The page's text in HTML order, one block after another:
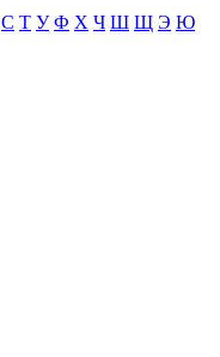
С Т У Ф Х Ч Ш Щ Э Ю